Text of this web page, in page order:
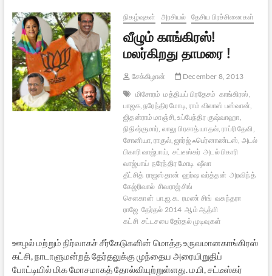
நிகழ்வுகள் அரசியல் தேசிய பிரச்சினைகள்
வீழும் காங்கிரஸ்!
மலர்கிறது தாமரை !
சேக்கிழான்
December 8, 2013
மிசோரம் மத்தியப் பிரதேசம் காங்கிரஸ்,
பாஜக, நரேந்திர மோடி, ராம் விலாஸ் பஸ்வான்,
ஜிதன்ராம் மாஞ்சி, உப்பேந்திர குஷ்வாஹா,
நிதிஷ்குமார், லாலு பிரசாத் யாதவ், ராப்ரி தேவி,
சோனியா, ராகுல், ஜார்ஜ் ஃபெர்னாண்டஸ், அடல்
பிகாரி வாஜ்பாய், சட்டீஸ்கர் அடல் பிகாரி
வாஜ்பாய் நரேந்திர மோடி ஷீலா
தீட்சித் ராஜஸ்தான் ஹர்ஷ வர்த்தன் அரவிந்த்
கேஜ்ரிவால் சிவராஜ் சிங்
சௌகான் பா.ஜ.க. ரமண் சிங் வசுந்தரா
ராஜே தேர்தல் 2014 ஆம் ஆத்மி
கட்சி சட்டசபை தேர்தல் முடிவுகள்
ஊழல் மற்றும் நிர்வாகச் சீர்கேடுகளின் மொத்த உருவமானகாங்கிரஸ்
கட்சி, நாடாளுமன்றத் தேர்தலுக்கு முந்தைய அரையிறுதிப்
போட்டியில் மிக மோசமாகத் தோல்வியுற்றுள்ளது. ம.பி, சட்டீஸ்கர்